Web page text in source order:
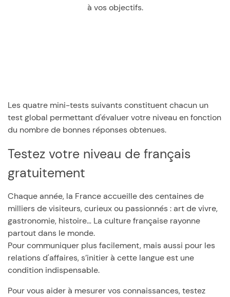
à vos objectifs.
Les quatre mini-tests suivants constituent chacun un
test global permettant d'évaluer votre niveau en fonction
du nombre de bonnes réponses obtenues.
Testez votre niveau de français
gratuitement
Chaque année, la France accueille des centaines de
milliers de visiteurs, curieux ou passionnés : art de vivre,
gastronomie, histoire… La culture française rayonne
partout dans le monde.
Pour communiquer plus facilement, mais aussi pour les
relations d'affaires, s’initier à cette langue est une
condition indispensable.
Pour vous aider à mesurer vos connaissances, testez